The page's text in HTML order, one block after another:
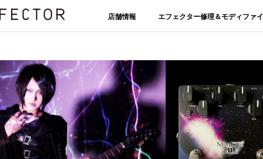
店舗情報 エフェクター修理＆モディファイ